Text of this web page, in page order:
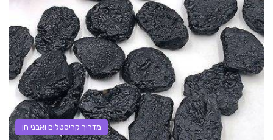
מדריך קריסטלים ואבני חן